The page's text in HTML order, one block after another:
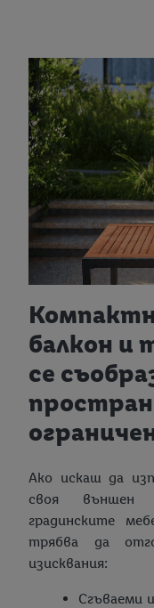
балкон и
се
Ако искаш да
своя външен
градинските
трябва да
изисквания:
Сгъваеми